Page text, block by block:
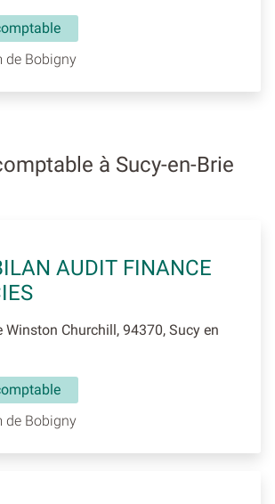
de Bobigny
à Sucy-en-Brie
AUDIT FINANCE
Winston Churchill, 94370, Sucy en
de Bobigny